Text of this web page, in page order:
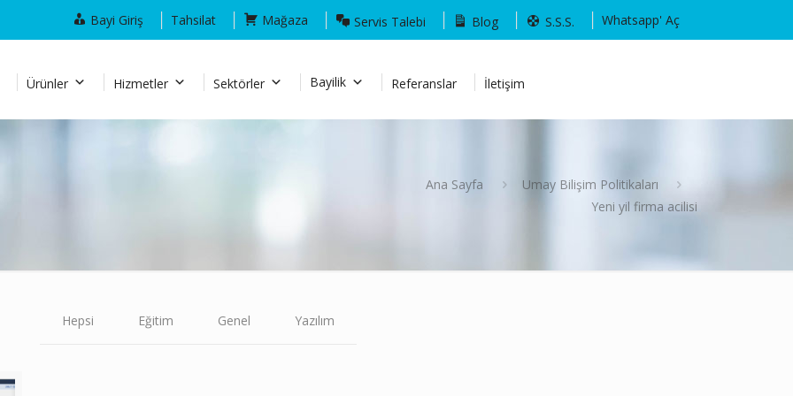
Bayi Giriş Tahsilat Mağaza Servis Talebi Blog S.S.S. Whatsapp' Aç
Ürünler Hizmetler Sektörler Bayilik Referanslar İletişim
Ana Sayfa
Umay Bilişim Politikaları
Yeni yil firma acilisi
Hepsi Eğitim Genel Yazılım